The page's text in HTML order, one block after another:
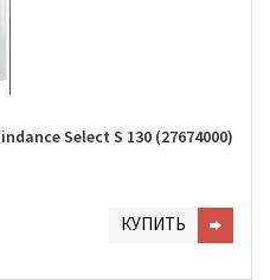
Select S 130 (27674000)
КУПИТЬ